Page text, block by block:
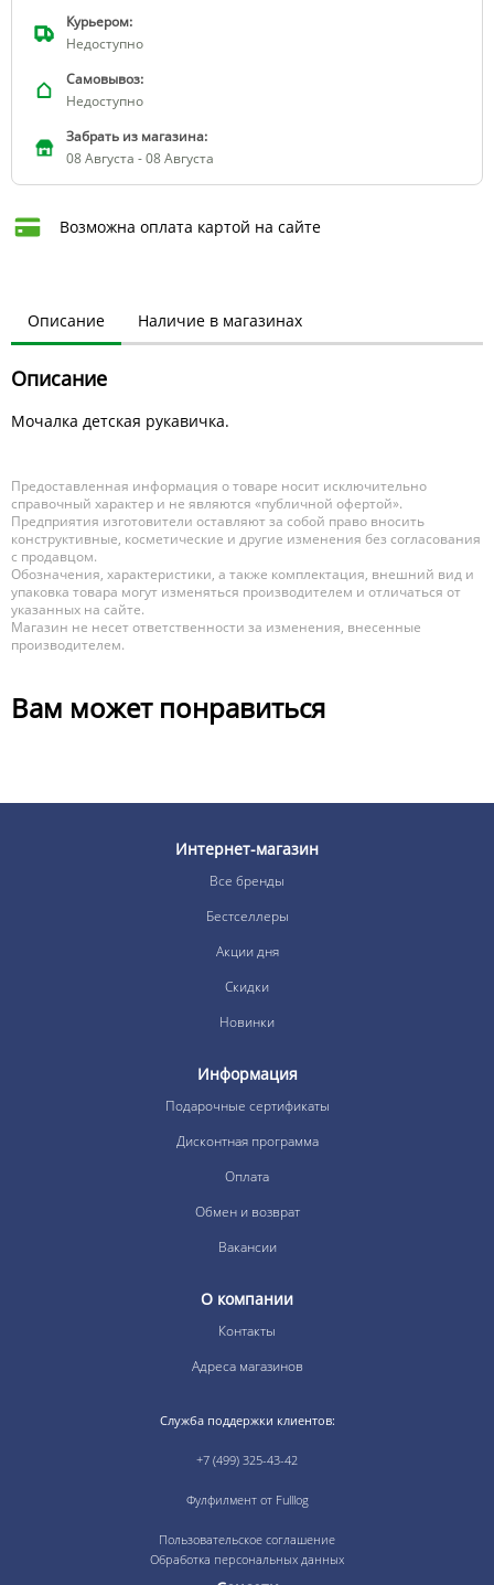
Курьером:
Недоступно
Самовывоз:
Недоступно
Забрать из магазина:
08 Августа - 08 Августа
Возможна оплата картой на сайте
Описание Наличие в магазинах
Описание
Мочалка детская рукавичка.
Предоставленная информация о товаре носит исключительно
справочный характер и не являются «публичной офертой».
Предприятия изготовители оставляют за собой право вносить
конструктивные, косметические и другие изменения без согласования
с продавцом.
Обозначения, характеристики, а также комплектация, внешний вид и
упаковка товара могут изменяться производителем и отличаться от
указанных на сайте.
Магазин не несет ответственности за изменения, внесенные
производителем.
Вам может понравиться
Интернет-магазин
Все бренды
Бестселлеры
Акции дня
Скидки
Новинки
Информация
Подарочные сертификаты
Дисконтная программа
Оплата
Обмен и возврат
Вакансии
О компании
Контакты
Адреса магазинов
Служба поддержки клиентов:
+7 (499) 325-43-42
Фулфилмент от Fulllog
Пользовательское соглашение
Обработка персональных данных